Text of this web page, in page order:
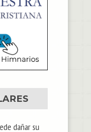
dañar su